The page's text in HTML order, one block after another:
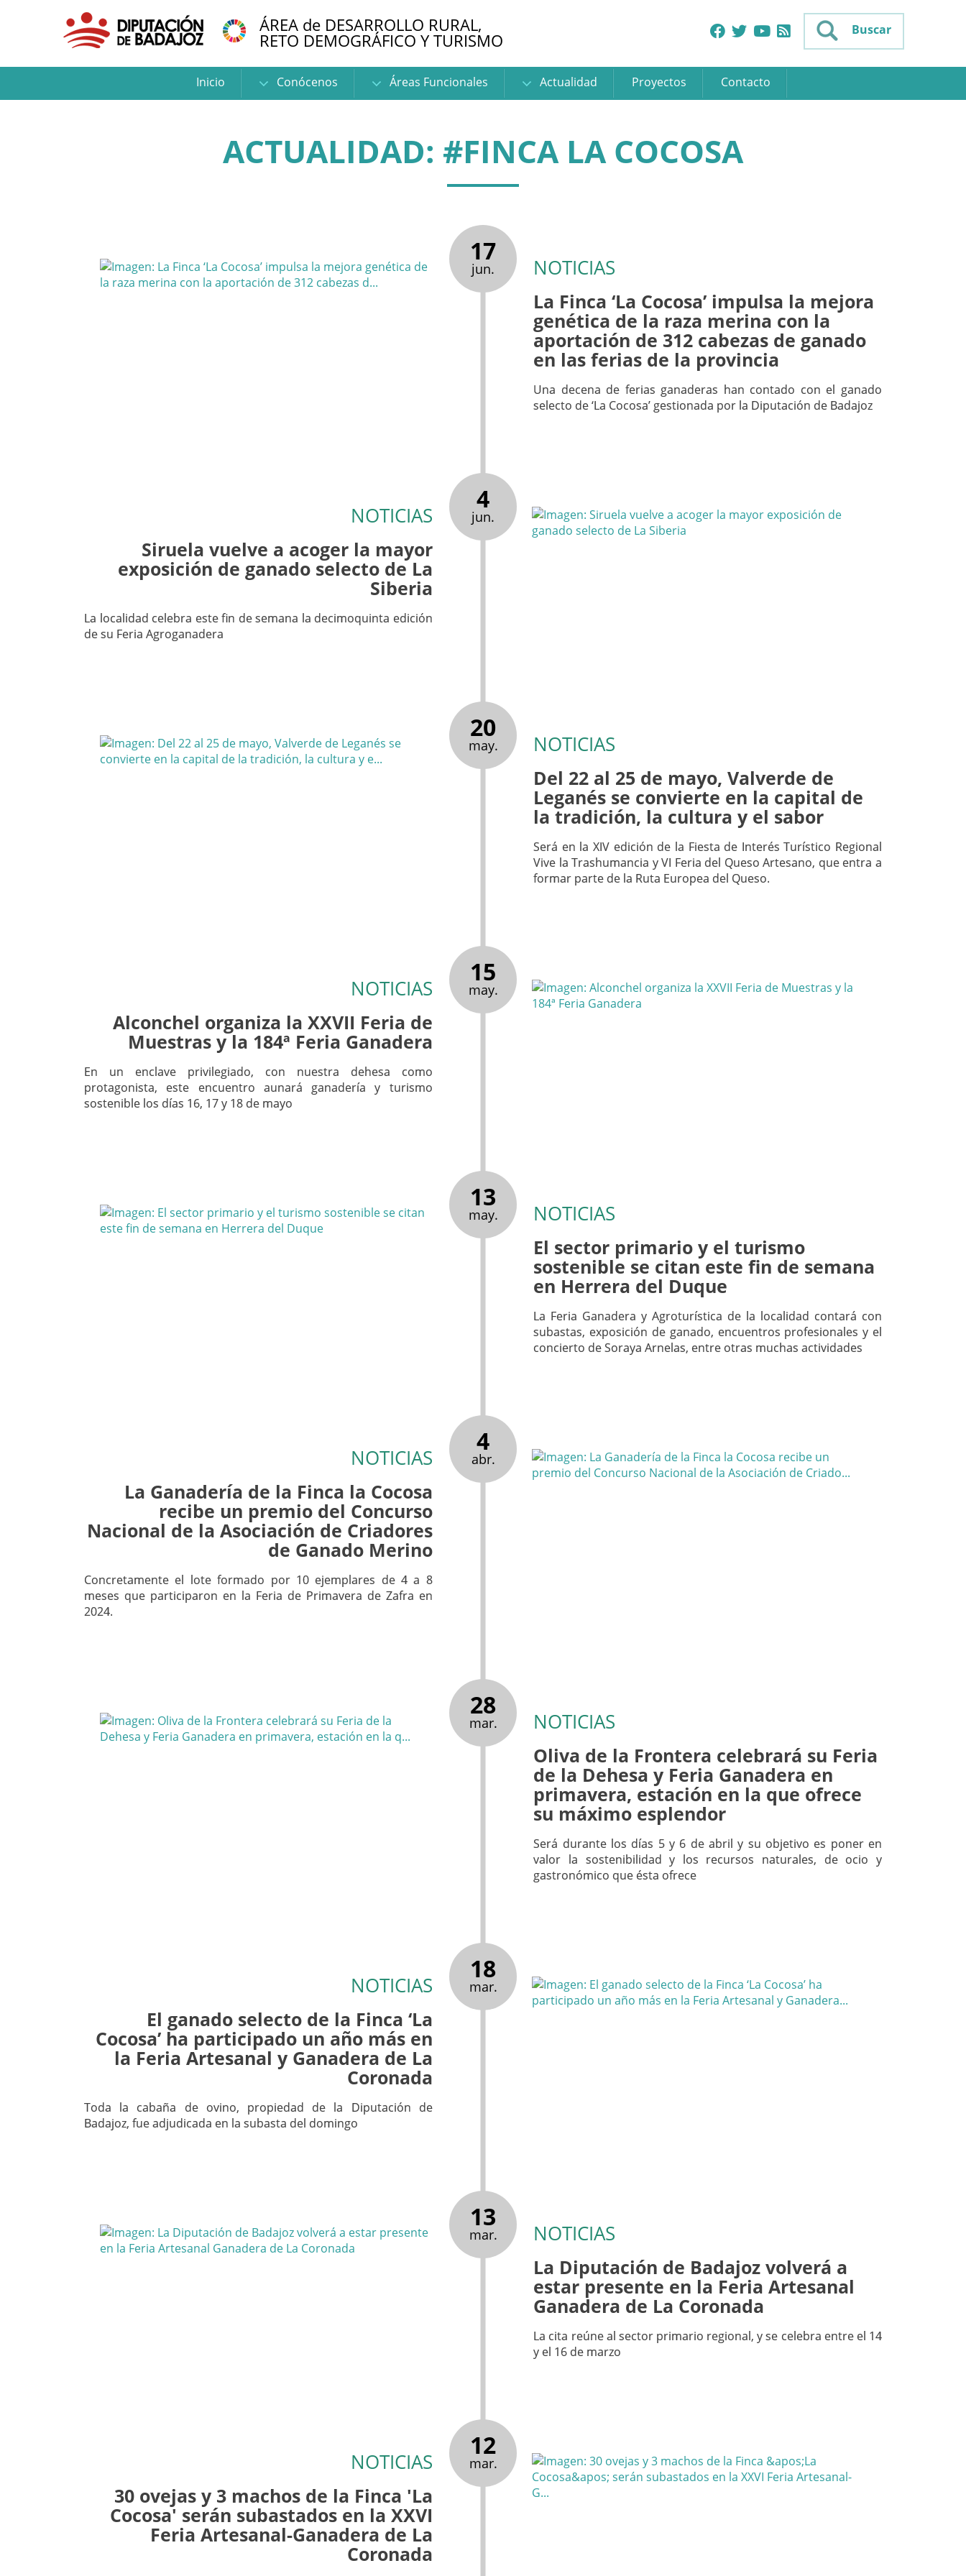
ÁREA de DESARROLLO RURAL,
RETO DEMOGRÁFICO Y TURISMO Buscar
Inicio Conócenos Áreas Funcionales Actualidad Proyectos Contacto
ACTUALIDAD: #FINCA LA COCOSA
17
jun. NOTICIAS
La Finca ‘La Cocosa’ impulsa la mejora
genética de la raza merina con la
aportación de 312 cabezas de ganado
en las ferias de la provincia
Una decena de ferias ganaderas han contado con el ganado
selecto de ‘La Cocosa’ gestionada por la Diputación de Badajoz
4
jun.
NOTICIAS
Siruela vuelve a acoger la mayor
exposición de ganado selecto de La
Siberia
La localidad celebra este fin de semana la decimoquinta edición
de su Feria Agroganadera
20
may. NOTICIAS
Del 22 al 25 de mayo, Valverde de
Leganés se convierte en la capital de
la tradición, la cultura y el sabor
Será en la XIV edición de la Fiesta de Interés Turístico Regional
Vive la Trashumancia y VI Feria del Queso Artesano, que entra a
formar parte de la Ruta Europea del Queso.
15
may.
NOTICIAS
Alconchel organiza la XXVII Feria de
Muestras y la 184ª Feria Ganadera
En un enclave privilegiado, con nuestra dehesa como
protagonista, este encuentro aunará ganadería y turismo
sostenible los días 16, 17 y 18 de mayo
13
may. NOTICIAS
El sector primario y el turismo
sostenible se citan este fin de semana
en Herrera del Duque
La Feria Ganadera y Agroturística de la localidad contará con
subastas, exposición de ganado, encuentros profesionales y el
concierto de Soraya Arnelas, entre otras muchas actividades
4
abr.
NOTICIAS
La Ganadería de la Finca la Cocosa
recibe un premio del Concurso
Nacional de la Asociación de Criadores
de Ganado Merino
Concretamente el lote formado por 10 ejemplares de 4 a 8
meses que participaron en la Feria de Primavera de Zafra en
2024.
28
mar. NOTICIAS
Oliva de la Frontera celebrará su Feria
de la Dehesa y Feria Ganadera en
primavera, estación en la que ofrece
su máximo esplendor
Será durante los días 5 y 6 de abril y su objetivo es poner en
valor la sostenibilidad y los recursos naturales, de ocio y
gastronómico que ésta ofrece
18
mar.
NOTICIAS
El ganado selecto de la Finca ‘La
Cocosa’ ha participado un año más en
la Feria Artesanal y Ganadera de La
Coronada
Toda la cabaña de ovino, propiedad de la Diputación de
Badajoz, fue adjudicada en la subasta del domingo
13
mar. NOTICIAS
La Diputación de Badajoz volverá a
estar presente en la Feria Artesanal
Ganadera de La Coronada
La cita reúne al sector primario regional, y se celebra entre el 14
y el 16 de marzo
12
mar.
NOTICIAS
30 ovejas y 3 machos de la Finca 'La
Cocosa' serán subastados en la XXVI
Feria Artesanal-Ganadera de La
Coronada